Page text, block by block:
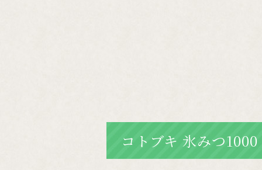
コトブキ 氷みつ1000